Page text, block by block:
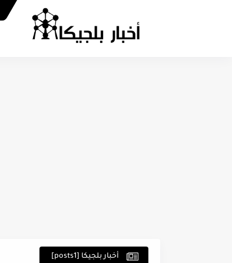
أخبار بلجيكا [posts1]